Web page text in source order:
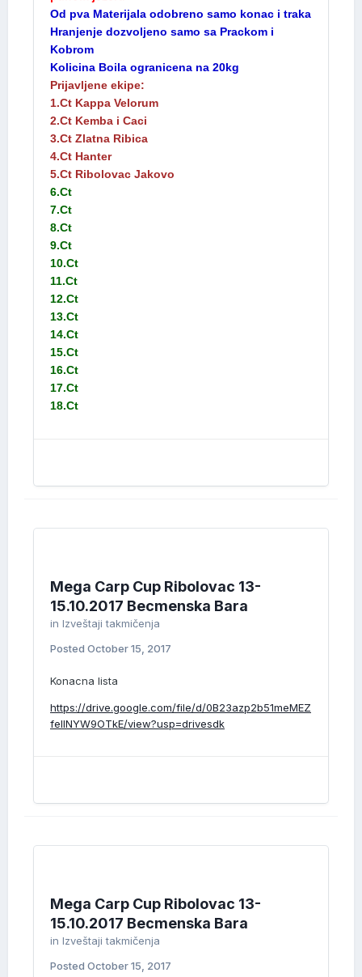
Od pva Materijala odobreno samo konac i traka
Hranjenje dozvoljeno samo sa Prackom i
Kobrom
Kolicina Boila ogranicena na 20kg
Prijavljene ekipe:
1.Ct Kappa Velorum
2.Ct Kemba i Caci
3.Ct Zlatna Ribica
4.Ct Hanter
5.Ct Ribolovac Jakovo
6.Ct
7.Ct
8.Ct
9.Ct
10.Ct
11.Ct
12.Ct
13.Ct
14.Ct
15.Ct
16.Ct
17.Ct
18.Ct
Mega Carp Cup Ribolovac 13-
15.10.2017 Becmenska Bara
in Izveštaji takmičenja
Posted October 15, 2017
Konacna lista
https://drive.google.com/file/d/0B23azp2b51meMEZ
fellNYW9OTkE/view?usp=drivesdk
Mega Carp Cup Ribolovac 13-
15.10.2017 Becmenska Bara
in Izveštaji takmičenja
Posted October 15, 2017